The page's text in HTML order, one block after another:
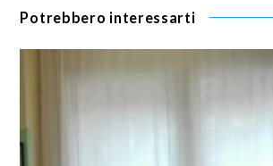
Potrebbero interessarti